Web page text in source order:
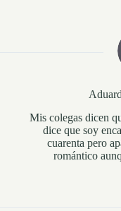
Mis colegas dicen
dice que soy
cuarenta pero
romántico